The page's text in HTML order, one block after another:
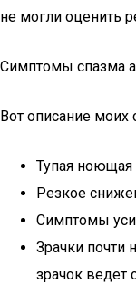
не могли оценить
Симптомы спазма
Вот описание моих
Тупая ноющая
Резкое
Симптомы
Зрачки почти
зрачок ведет